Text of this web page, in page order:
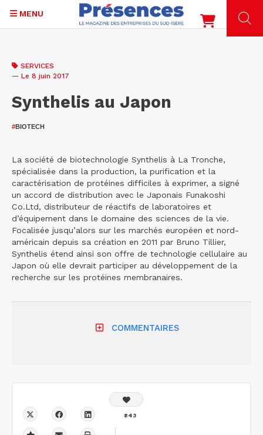
contenu
MENU
SERVICES
— Le 8 juin 2017
Synthelis au Japon
#BIOTECH
La société de biotechnologie Synthelis à La Tronche,
spécialisée dans la production, la purification et la
caractérisation de protéines difficiles à exprimer, a signé
un accord de distribution avec le Japonais Funakoshi
Co.Ltd, distributeur de réactifs de laboratoires et
d’équipement dans le domaine des sciences de la vie.
Focalisée jusqu’alors sur les marchés européen et nord-
américain depuis sa création en 2011 par Bruno Tillier,
Synthelis étend ainsi son offre de technologie cellulaire au
Japon où elle devrait participer au développement de la
recherche sur les protéines membranaires.
COMMENTAIRES
843